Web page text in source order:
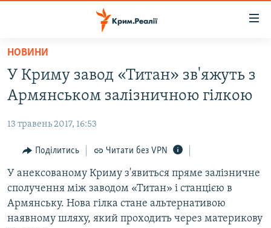
Перейти
основного
матеріалу
Перейти
до
навігації
Перейти
до
пошуку
ВОДА.КРИМ
ВІДЕО ТА ФОТО
ПОЛІТИКА
БЛОГИ
ПОГЛЯД
ІНТЕРВ'Ю
ВСЕ ЗА ДЕНЬ
НОВИНИ
У Криму завод «Титан» зв'яжуть з
Армянськом залізничною гілкою
13 травень 2017, 16:53
Поділитись Читати без VPN
У анексованому Криму з'явиться пряме залізничне
сполучення між заводом «Титан» і станцією в
Армянську. Нова гілка стане альтернативою
наявному шляху, який проходить через материкову